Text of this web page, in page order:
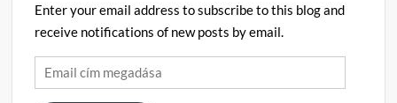
Enter your email address to subscribe to this blog and
receive notifications of new posts by email.
Email
cím